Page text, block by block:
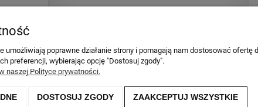
umożliwiają poprawne działanie strony i pomagają nam dostosować
preferencji, wybierając opcję "Dostosuj zgody".
naszej Polityce prywatności.
DOSTOSUJ ZGODY ZAAKCEPTUJ WSZYSTKIE